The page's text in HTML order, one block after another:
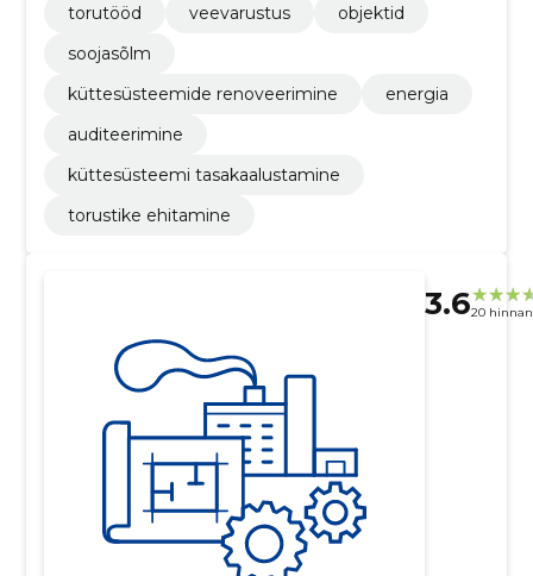
torutööd
veevarustus
objektid
soojasõlm
küttesüsteemide renoveerimine
energia
auditeerimine
küttesüsteemi tasakaalustamine
torustike ehitamine
3.620